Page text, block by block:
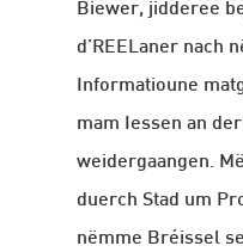
Biewer, jidderee
d’REELaner nach
Informatioune
mam Iessen an
weidergaangen.
duerch Stad um
nëmme Bréissel